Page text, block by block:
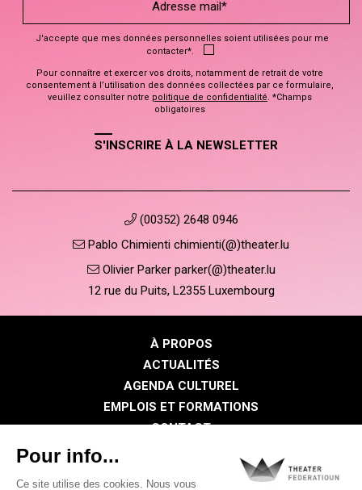
J'accepte que mes données personnelles soient utilisées pour me
contacter*.
Pour connaître et exercer vos droits, notamment de retrait de votre
consentement à l’utilisation des données collectées par ce formulaire,
veuillez consulter notre politique de confidentialité. *Champs
obligatoires
S'INSCRIRE À LA NEWSLETTER
(00352) 2648 0946
Pablo Chimienti chimienti(@)theater.lu
Olivier Parker parker(@)theater.lu
12 rue du Puits, L2355 Luxembourg
À PROPOS
ACTUALITÉS
AGENDA CULTUREL
EMPLOIS ET FORMATIONS
CONTACT